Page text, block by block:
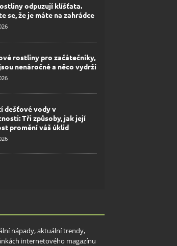
odpuzují klíšťata.
se, že je máte na zahrádce
rostliny pro začátečníky,
nenáročné a něco vydrží
dešťové vody v
Tři způsoby, jak její
promění váš úklid
nápady, aktuální trendy,
internetového magazínu